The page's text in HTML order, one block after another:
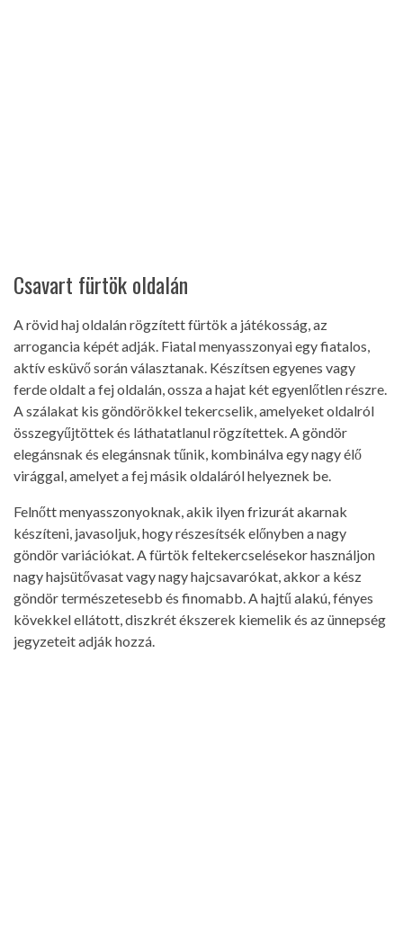
Csavart fürtök oldalán
A rövid haj oldalán rögzített fürtök a játékosság, az
arrogancia képét adják. Fiatal menyasszonyai egy fiatalos,
aktív esküvő során választanak. Készítsen egyenes vagy
ferde oldalt a fej oldalán, ossza a hajat két egyenlőtlen részre.
A szálakat kis göndörökkel tekercselik, amelyeket oldalról
összegyűjtöttek és láthatatlanul rögzítettek. A göndör
elegánsnak és elegánsnak tűnik, kombinálva egy nagy élő
virággal, amelyet a fej másik oldaláról helyeznek be.
Felnőtt menyasszonyoknak, akik ilyen frizurát akarnak
készíteni, javasoljuk, hogy részesítsék előnyben a nagy
göndör variációkat. A fürtök feltekercselésekor használjon
nagy hajsütővasat vagy nagy hajcsavarókat, akkor a kész
göndör természetesebb és finomabb. A hajtű alakú, fényes
kövekkel ellátott, diszkrét ékszerek kiemelik és az ünnepség
jegyzeteit adják hozzá.